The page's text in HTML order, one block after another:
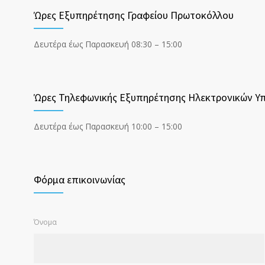
Ώρες Εξυπηρέτησης Γραφείου Πρωτοκόλλου
Δευτέρα έως Παρασκευή 08:30 – 15:00
Ώρες Τηλεφωνικής Εξυπηρέτησης Ηλεκτρονικών
Δευτέρα έως Παρασκευή 10:00 – 15:00
Φόρμα επικοινωνίας
Όνομα